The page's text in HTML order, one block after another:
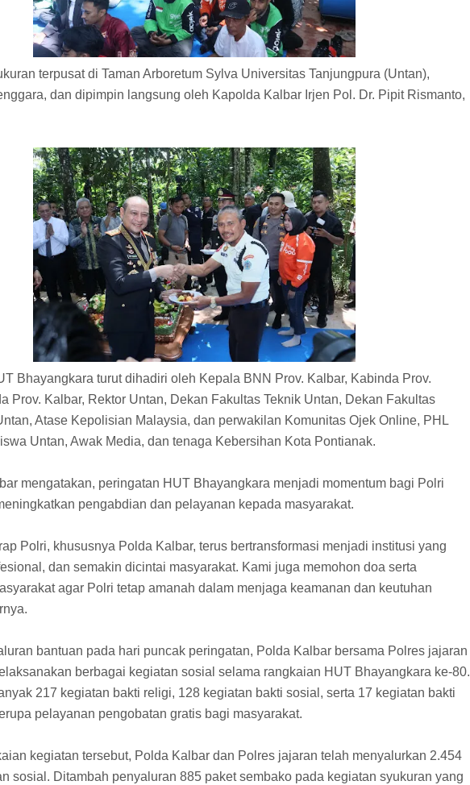
terpusat di Taman Arboretum Sylva Universitas Tanjungpura (Untan),
dan dipimpin langsung oleh Kapolda Kalbar Irjen Pol. Dr. Pipit Rismanto,
Bhayangkara turut dihadiri oleh Kepala BNN Prov. Kalbar, Kabinda Prov.
Prov. Kalbar, Rektor Untan, Dekan Fakultas Teknik Untan, Dekan Fakultas
Atase Kepolisian Malaysia, dan perwakilan Komunitas Ojek Online, PHL
Untan, Awak Media, dan tenaga Kebersihan Kota Pontianak.
mengatakan, peringatan HUT Bhayangkara menjadi momentum bagi Polri
pengabdian dan pelayanan kepada masyarakat.
Polri, khususnya Polda Kalbar, terus bertransformasi menjadi institusi yang
dan semakin dicintai masyarakat. Kami juga memohon doa serta
agar Polri tetap amanah dalam menjaga keamanan dan keutuhan
bantuan pada hari puncak peringatan, Polda Kalbar bersama Polres jajaran
berbagai kegiatan sosial selama rangkaian HUT Bhayangkara ke-80.
217 kegiatan bakti religi, 128 kegiatan bakti sosial, serta 17 kegiatan bakti
pelayanan pengobatan gratis bagi masyarakat.
kegiatan tersebut, Polda Kalbar dan Polres jajaran telah menyalurkan 2.454
sosial. Ditambah penyaluran 885 paket sembako pada kegiatan syukuran yang